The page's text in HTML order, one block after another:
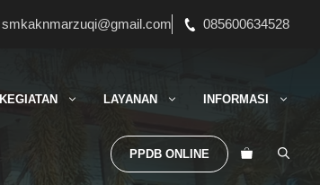
smkaknmarzuqi@gmail.com 085600634528
KEGIATAN LAYANAN INFORMASI
PPDB ONLINE